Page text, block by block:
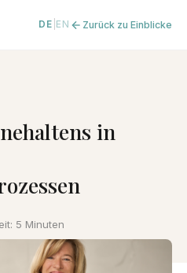
DE EN Zurück zu Einblicke
in
5 Minuten